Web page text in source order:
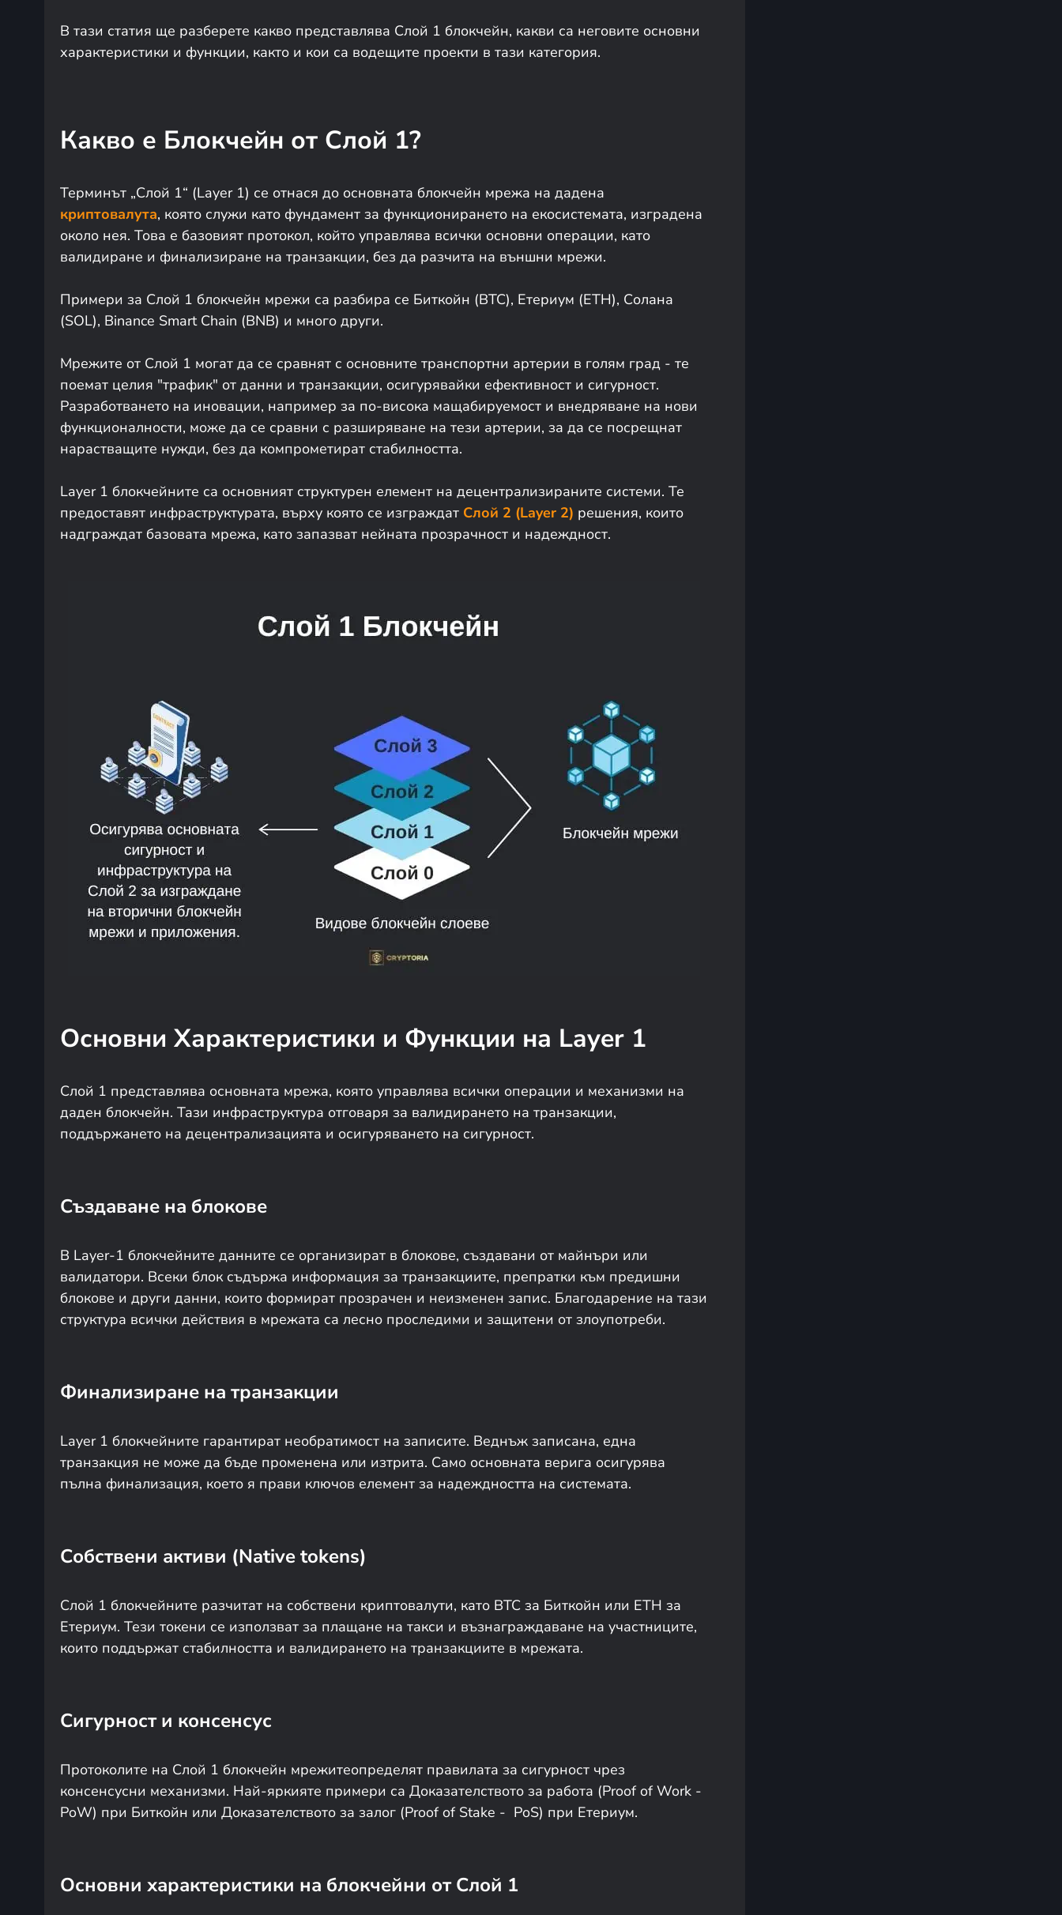
В тази статия ще разберете какво представлява Слой 1 блокчейн, какви са неговите основни
характеристики и функции, както и кои са водещите проекти в тази категория.
Какво е Блокчейн от Слой 1?
Терминът „Слой 1“ (Layer 1) се отнася до основната блокчейн мрежа на дадена
криптовалута, която служи като фундамент за функционирането на екосистемата, изградена
около нея. Това е базовият протокол, който управлява всички основни операции, като
валидиране и финализиране на транзакции, без да разчита на външни мрежи.
Примери за Слой 1 блокчейн мрежи са разбира се Биткойн (BTC), Етериум (ETH), Солана
(SOL), Binance Smart Chain (BNB) и много други.
Мрежите от Слой 1 могат да се сравнят с основните транспортни артерии в голям град - те
поемат целия "трафик" от данни и транзакции, осигурявайки ефективност и сигурност.
Разработването на иновации, например за по-висока мащабируемост и внедряване на нови
функционалности, може да се сравни с разширяване на тези артерии, за да се посрещнат
нарастващите нужди, без да компрометират стабилността.
Layer 1 блокчейните са основният структурен елемент на децентрализираните системи. Те
предоставят инфраструктурата, върху която се изграждат Слой 2 (Layer 2) решения, които
надграждат базовата мрежа, като запазват нейната прозрачност и надеждност.
Основни Характеристики и Функции на Layer 1
Слой 1 представлява основната мрежа, която управлява всички операции и механизми на
даден блокчейн. Тази инфраструктура отговаря за валидирането на транзакции,
поддържането на децентрализацията и осигуряването на сигурност.
Създаване на блокове
В Layer-1 блокчейните данните се организират в блокове, създавани от майнъри или
валидатори. Всеки блок съдържа информация за транзакциите, препратки към предишни
блокове и други данни, които формират прозрачен и неизменен запис. Благодарение на тази
структура всички действия в мрежата са лесно проследими и защитени от злоупотреби.
Финализиране на транзакции
Layer 1 блокчейните гарантират необратимост на записите. Веднъж записана, една
транзакция не може да бъде променена или изтрита. Само основната верига осигурява
пълна финализация, което я прави ключов елемент за надеждността на системата.
Собствени активи (Native tokens)
Слой 1 блокчейните разчитат на собствени криптовалути, като BTC за Биткойн или ETH за
Етериум. Тези токени се използват за плащане на такси и възнаграждаване на участниците,
които поддържат стабилността и валидирането на транзакциите в мрежата.
Сигурност и консенсус
Протоколите на Слой 1 блокчейн мрежитеопределят правилата за сигурност чрез
консенсусни механизми. Най-яркияте примери са Доказателството за работа (Proof of Work -
PoW) при Биткойн или Доказателството за залог (Proof of Stake - PoS) при Етериум.
Основни характеристики на блокчейни от Слой 1